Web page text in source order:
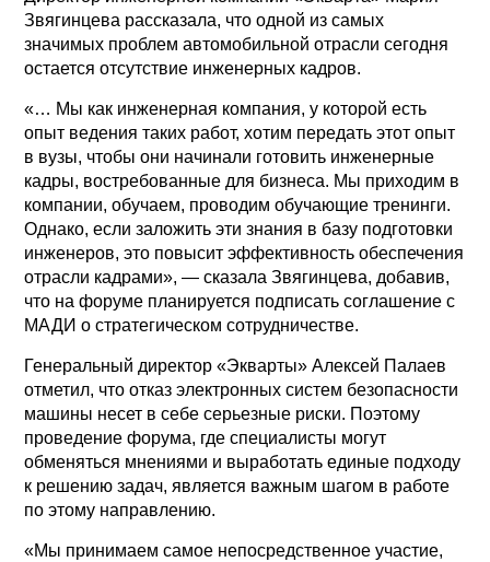
Звягинцева рассказала, что одной из самых
значимых проблем автомобильной отрасли сегодня
остается отсутствие инженерных кадров.
«… Мы как инженерная компания, у которой есть
опыт ведения таких работ, хотим передать этот опыт
в вузы, чтобы они начинали готовить инженерные
кадры, востребованные для бизнеса. Мы приходим в
компании, обучаем, проводим обучающие тренинги.
Однако, если заложить эти знания в базу подготовки
инженеров, это повысит эффективность обеспечения
отрасли кадрами», — сказала Звягинцева, добавив,
что на форуме планируется подписать соглашение с
МАДИ о стратегическом сотрудничестве.
Генеральный директор «Экварты» Алексей Палаев
отметил, что отказ электронных систем безопасности
машины несет в себе серьезные риски. Поэтому
проведение форума, где специалисты могут
обменяться мнениями и выработать единые подходу
к решению задач, является важным шагом в работе
по этому направлению.
«Мы принимаем самое непосредственное участие,